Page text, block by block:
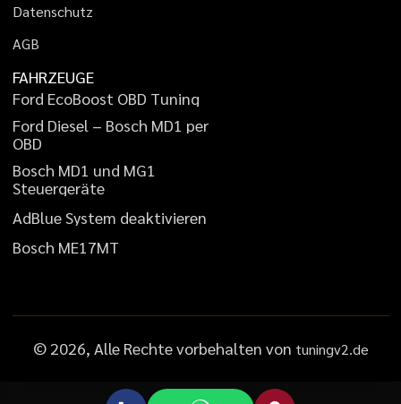
Datenschutz
AGB
FAHRZEUGE
Ford EcoBoost OBD Tuning
Ford Diesel – Bosch MD1 per
OBD
Bosch MD1 und MG1
Steuergeräte
AdBlueSystem deaktivieren
Bosch ME17MT
© 2026, Alle Rechte vorbehalten von tuningv2.de